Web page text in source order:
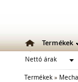
Termékek
Nettó árak
Termékek »